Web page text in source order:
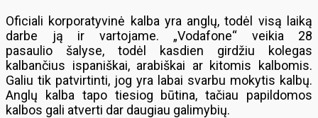
Oficiali korporatyvinė kalba yra anglų, todėl visą laiką
darbe ją ir vartojame. „Vodafone“ veikia 28
pasaulio šalyse, todėl kasdien girdžiu kolegas
kalbančius ispaniškai, arabiškai ar kitomis kalbomis.
Galiu tik patvirtinti, jog yra labai svarbu mokytis kalbų.
Anglų kalba tapo tiesiog būtina, tačiau papildomos
kalbos gali atverti dar daugiau galimybių.